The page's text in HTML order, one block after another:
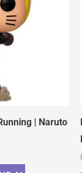
| Naruto